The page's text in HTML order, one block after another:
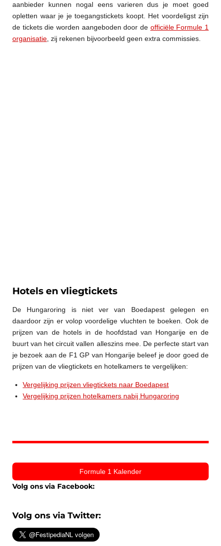
aanbieder kunnen nogal eens varieren dus je moet goed
opletten waar je je toegangstickets koopt. Het voordeligst zijn
de tickets die worden aangeboden door de officiële Formule 1
organisatie, zij rekenen bijvoorbeeld geen extra commissies.
Hotels en vliegtickets
De Hungaroring is niet ver van Boedapest gelegen en
daardoor zijn er volop voordelige vluchten te boeken. Ook de
prijzen van de hotels in de hoofdstad van Hongarije en de
buurt van het circuit vallen alleszins mee. De perfecte start van
je bezoek aan de F1 GP van Hongarije beleef je door goed de
prijzen van de vliegtickets en hotelkamers te vergelijken:
Vergelijking prijzen vliegtickets naar Boedapest
Vergelijking prijzen hotelkamers nabij Hungaroring
Formule 1 Kalender
Volg ons via Facebook:
Volg ons via Twitter: